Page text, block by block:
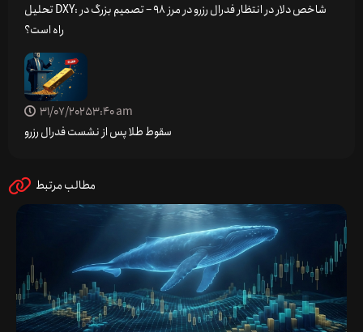
تحلیل DXY: شاخص دلار در انتظار فدرال رزرو در مرز 98 – تصمیم بزرگ در
راه است؟
31/07/20253:40 am
سقوط طلا پس از نشست فدرال رزرو
مطالب مرتبط